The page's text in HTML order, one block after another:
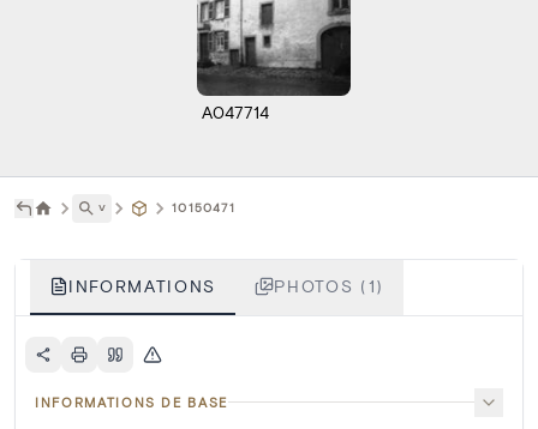
A047714
˅ 10150471
INFORMATIONS PHOTOS (1)
INFORMATIONS DE BASE